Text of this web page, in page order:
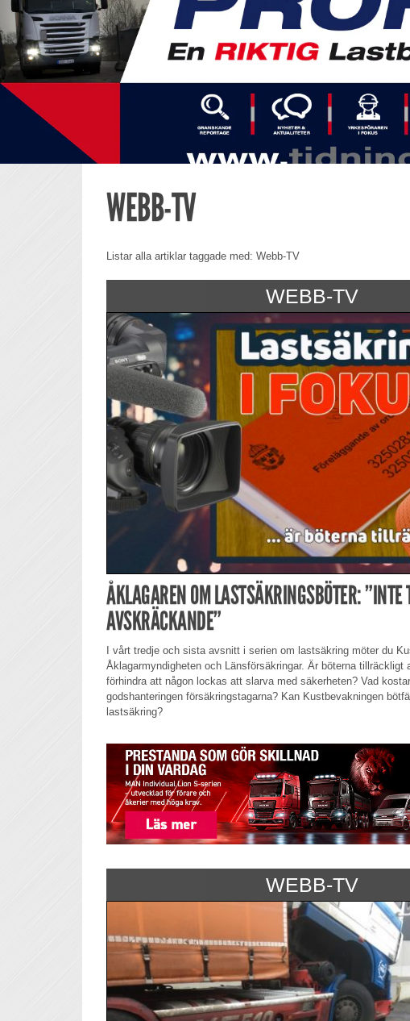
WEBB-TV
Listar alla artiklar taggade med: Webb-TV
WEBB-TV
ÅKLAGAREN OM LASTSÄKRINGSBÖTER: ”INTE
AVSKRÄCKANDE”
I vårt tredje och sista avsnitt i serien om lastsäkring möter du
Åklagarmyndigheten och Länsförsäkringar. Är böterna tillräckligt
förhindra att någon lockas att slarva med säkerheten? Vad
godshanteringen försäkringstagarna? Kan Kustbevakningen
lastsäkring?
WEBB-TV